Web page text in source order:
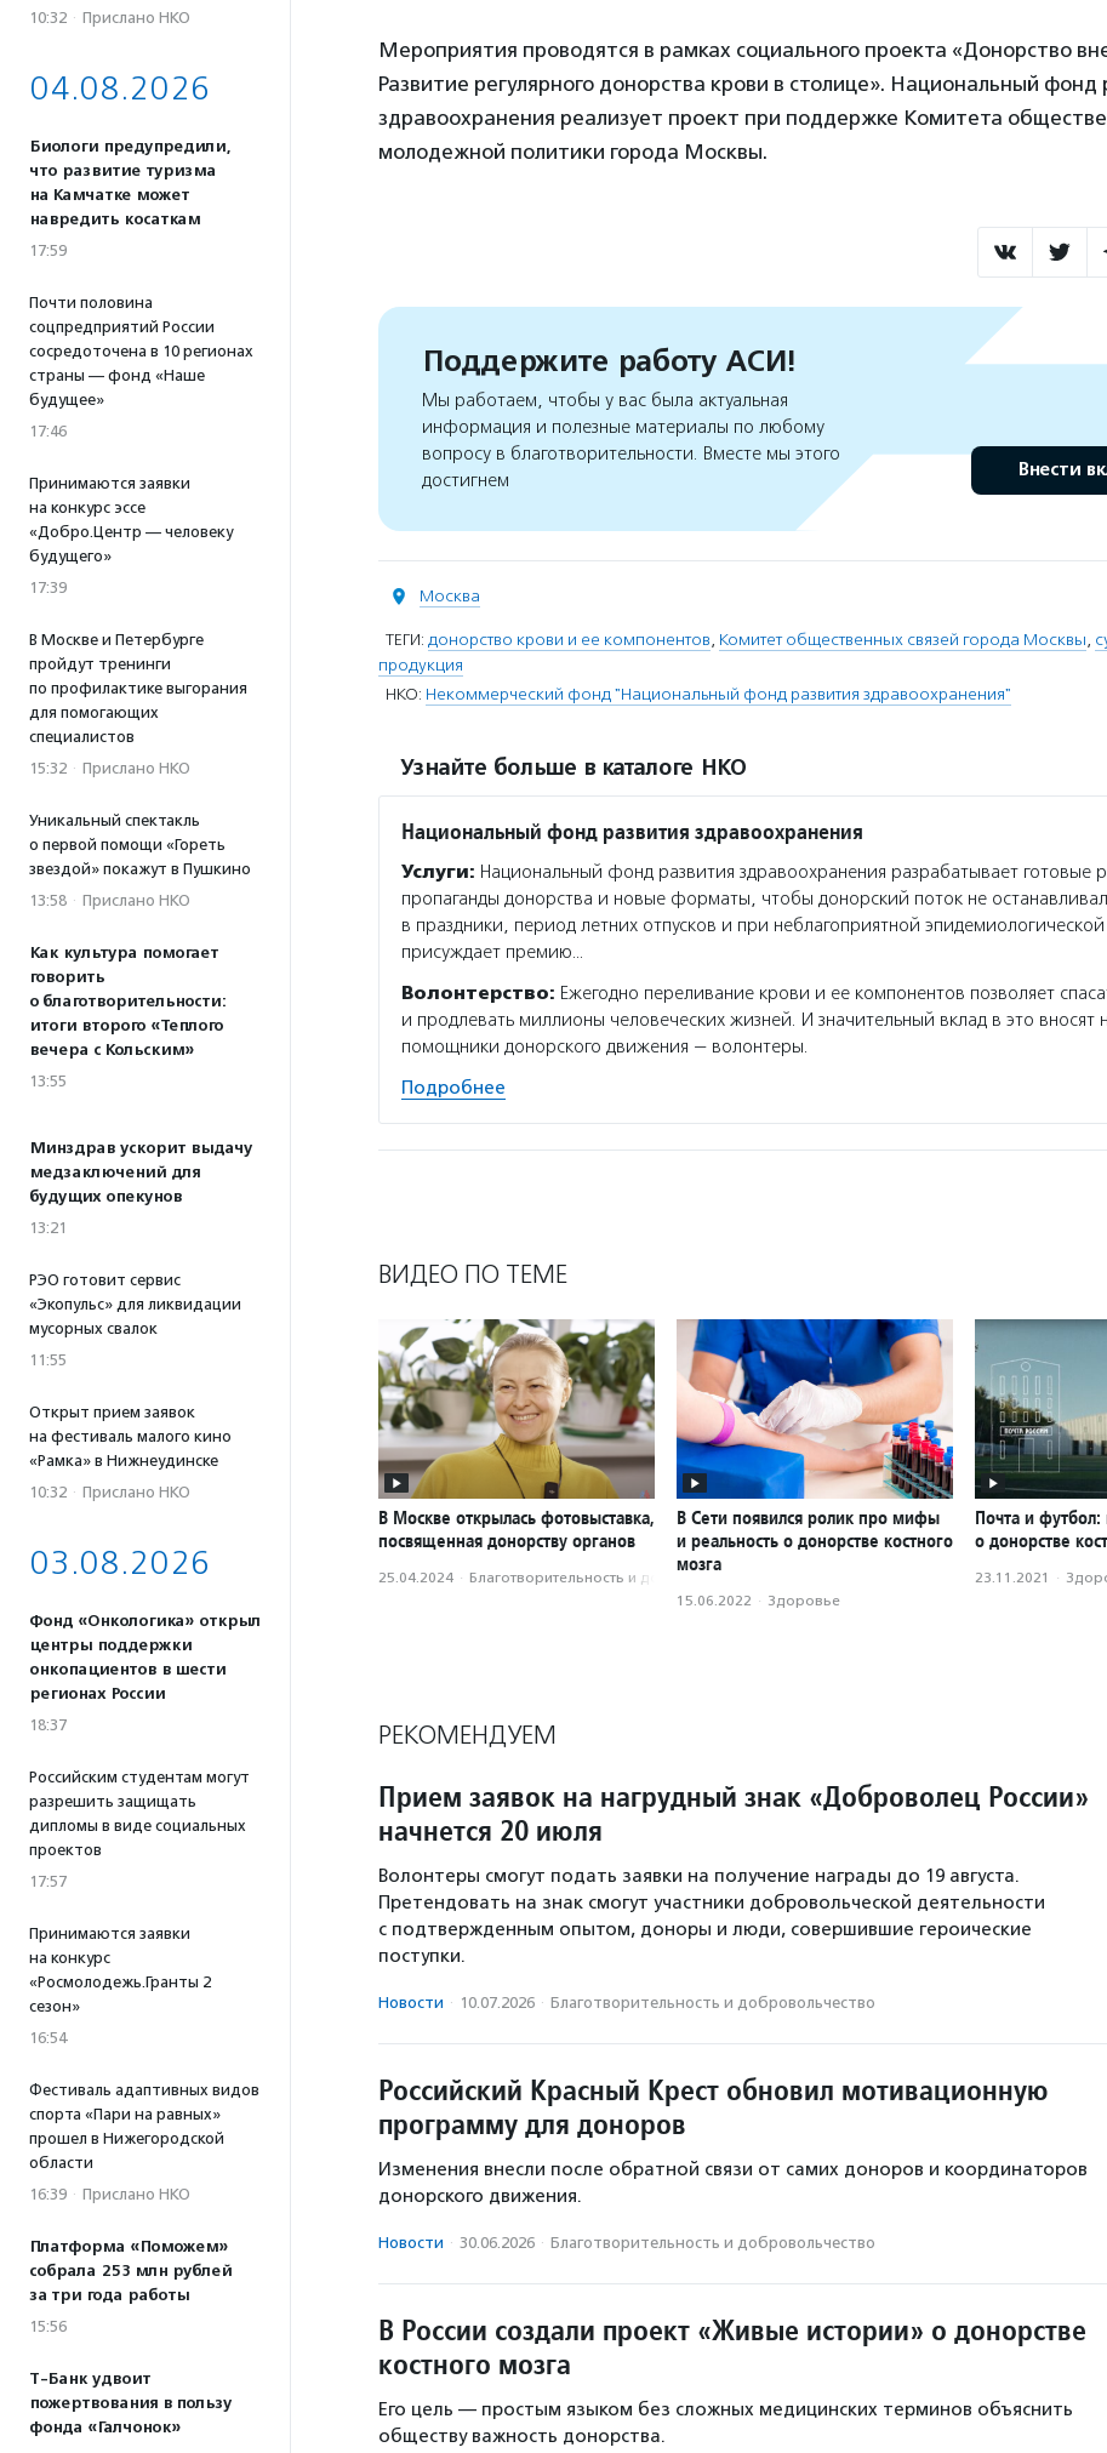
10:32 · Прислано НКО
04.08.2026
Биологи предупредили,
что развитие туризма
на Камчатке может
навредить косаткам
17:59
Почти половина
соцпредприятий России
сосредоточена в 10 регионах
страны — фонд «Наше
будущее»
17:46
Принимаются заявки
на конкурс эссе
«Добро.Центр — человеку
будущего»
17:39
В Москве и Петербурге
пройдут тренинги
по профилактике выгорания
для помогающих
специалистов
15:32 · Прислано НКО
Уникальный спектакль
о первой помощи «Гореть
звездой» покажут в Пушкино
13:58 · Прислано НКО
Как культура помогает
говорить
о благотворительности:
итоги второго «Теплого
вечера с Кольским»
13:55
Минздрав ускорит выдачу
медзаключений для
будущих опекунов
13:21
РЭО готовит сервис
«Экопульс» для ликвидации
мусорных свалок
11:55
Открыт прием заявок
на фестиваль малого кино
«Рамка» в Нижнеудинске
10:32 · Прислано НКО
03.08.2026
Фонд «Онкологика» открыл
центры поддержки
онкопациентов в шести
регионах России
18:37
Российским студентам могут
разрешить защищать
дипломы в виде социальных
проектов
17:57
Принимаются заявки
на конкурс
«Росмолодежь.Гранты 2
сезон»
16:54
Фестиваль адаптивных видов
спорта «Пари на равных»
прошел в Нижегородской
области
16:39 · Прислано НКО
Платформа «Поможем»
собрала 253 млн рублей
за три года работы
15:56
Т-Банк удвоит
пожертвования в пользу
фонда «Галчонок»
Мероприятия проводятся в рамках социального проекта «Донорство
Развитие регулярного донорства крови в столице». Национальный фонд
здравоохранения реализует проект при поддержке Комитета
молодежной политики города Москвы.
Поддержите работу АСИ!
Мы работаем, чтобы у вас была актуальная
информация и полезные материалы по любому
вопросу в благотворительности. Вместе мы этого
достигнем
Внести
Москва
ТЕГИ: донорство крови и ее компонентов, Комитет общественных связей города Москвы,
продукция
НКО: Некоммерческий фонд "Национальный фонд развития здравоохранения"
Узнайте больше в каталоге НКО
Национальный фонд развития здравоохранения
Услуги: Национальный фонд развития здравоохранения разрабатывает готовые
пропаганды донорства и новые форматы, чтобы донорский поток не
в праздники, период летних отпусков и при неблагоприятной
присуждает премию…
Волонтерство: Ежегодно переливание крови и ее компонентов позволяет
и продлевать миллионы человеческих жизней. И значительный вклад в это вносят
помощники донорского движения — волонтеры.
Подробнее
ВИДЕО ПО ТЕМЕ
В Москве открылась фотовыставка,
посвященная донорству органов
25.04.2024 · Благотвори­тель­ность и доброволь­чест­во
В Сети появился ролик про мифы
и реальность о донорстве костного
мозга
15.06.2022 · Здоровье
Почта и
о донорстве
23.11.2021 ·
РЕКОМЕНДУЕМ
Прием заявок на нагрудный знак «Доброволец России»
начнется 20 июля
Волонтеры смогут подать заявки на получение награды до 19 августа.
Претендовать на знак смогут участники добровольческой деятельности
с подтвержденным опытом, доноры и люди, совершившие героические
поступки.
Новости · 10.07.2026 · Благотвори­тель­ность и доброволь­чест­во
Российский Красный Крест обновил мотивационную
программу для доноров
Изменения внесли после обратной связи от самих доноров и координаторов
донорского движения.
Новости · 30.06.2026 · Благотвори­тель­ность и доброволь­чест­во
В России создали проект «Живые истории» о донорстве
костного мозга
Его цель — простым языком без сложных медицинских терминов объяснить
обществу важность донорства.